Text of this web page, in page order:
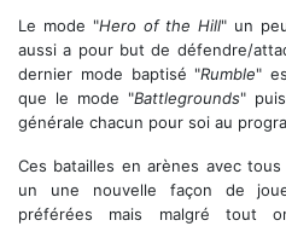
Le mode "Hero of the Hill" un
aussi a pour but de défendre/
dernier mode baptisé "Rumble"
que le mode "Battlegrounds"
générale chacun pour soi au
Ces batailles en arènes avec
un une nouvelle façon de
préférées mais malgré tout